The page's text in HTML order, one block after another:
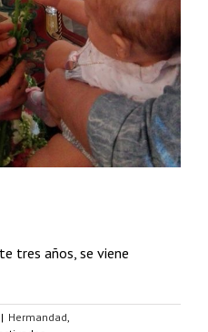
tres años, se viene
| Hermandad,